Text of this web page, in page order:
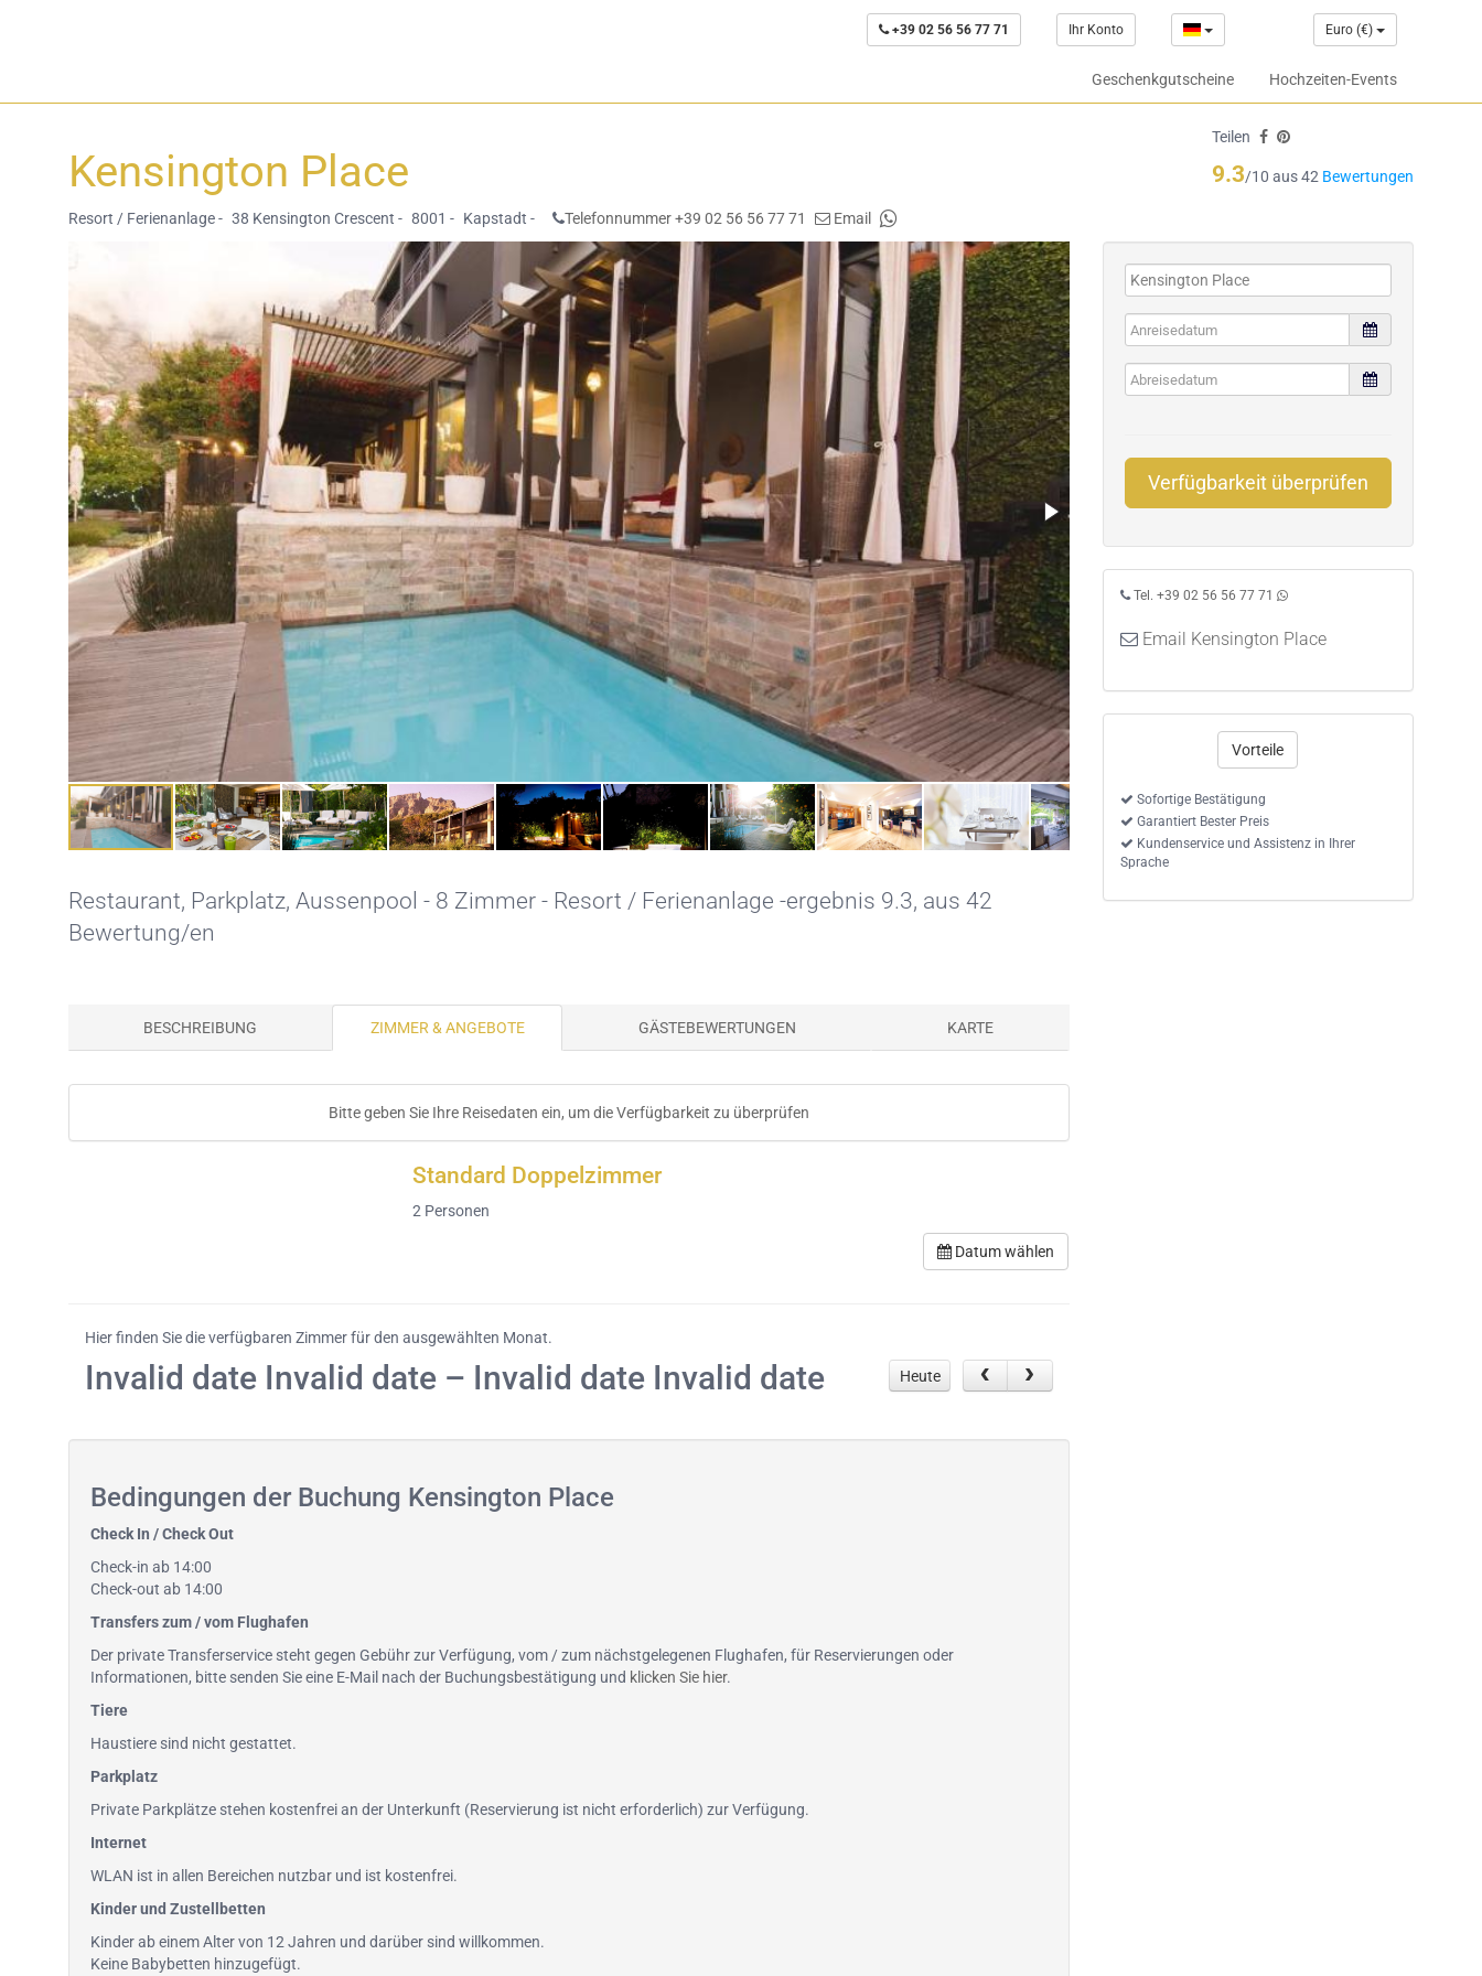
+39 02 56 56 77 71 Ihr Konto Euro (€)
Geschenkgutscheine Hochzeiten-Events
Kensington Place
Resort / Ferienanlage - 38 Kensington Crescent - 8001 - Kapstadt - Telefonnummer +39 02 56 56 77 71 Email
Teilen
9.3/10 aus 42 Bewertungen
Verfügbarkeit überprüfen
Tel. +39 02 56 56 77 71
Email Kensington Place
Vorteile
Sofortige Bestätigung
Garantiert Bester Preis
Kundenservice und Assistenz in Ihrer
Sprache
Restaurant, Parkplatz, Aussenpool - 8 Zimmer - Resort / Ferienanlage -ergebnis 9.3, aus 42
Bewertung/en
BESCHREIBUNG ZIMMER & ANGEBOTE GÄSTEBEWERTUNGEN KARTE
Bitte geben Sie Ihre Reisedaten ein, um die Verfügbarkeit zu überprüfen
Standard Doppelzimmer
2 Personen
Datum wählen
Hier finden Sie die verfügbaren Zimmer für den ausgewählten Monat.
Invalid date Invalid date – Invalid date Invalid date Heute
Bedingungen der Buchung Kensington Place
Check In / Check Out
Check-in ab 14:00
Check-out ab 14:00
Transfers zum / vom Flughafen
Der private Transferservice steht gegen Gebühr zur Verfügung, vom / zum nächstgelegenen Flughafen, für Reservierungen oder
Informationen, bitte senden Sie eine E-Mail nach der Buchungsbestätigung und klicken Sie hier.
Tiere
Haustiere sind nicht gestattet.
Parkplatz
Private Parkplätze stehen kostenfrei an der Unterkunft (Reservierung ist nicht erforderlich) zur Verfügung.
Internet
WLAN ist in allen Bereichen nutzbar und ist kostenfrei.
Kinder und Zustellbetten
Kinder ab einem Alter von 12 Jahren und darüber sind willkommen.
Keine Babybetten hinzugefügt.